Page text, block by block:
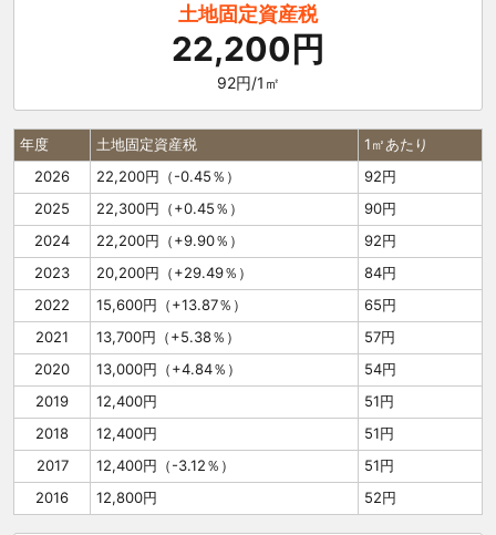
土地固定資産税
22,200円
92円/1㎡
年度 土地固定資産税
1㎡あたり
2026
22,200円（-0.45％）
92円
2025
22,300円（+0.45％）
90円
2024
22,200円（+9.90％）
92円
2023
20,200円（+29.49％）
84円
2022
15,600円（+13.87％）
65円
2021
13,700円（+5.38％）
57円
2020
13,000円（+4.84％）
54円
2019
12,400円
51円
2018
12,400円
51円
2017
12,400円（-3.12％）
51円
2016
12,800円 52円